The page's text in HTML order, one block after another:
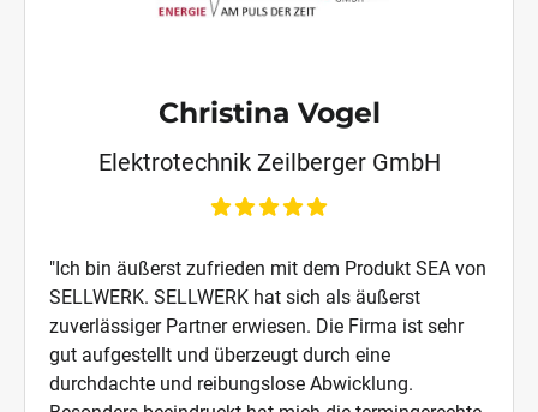
Christina Vogel
Elektrotechnik Zeilberger GmbH
"Ich bin äußerst zufrieden mit dem Produkt SEA von
SELLWERK. SELLWERK hat sich als äußerst
zuverlässiger Partner erwiesen. Die Firma ist sehr
gut aufgestellt und überzeugt durch eine
durchdachte und reibungslose Abwicklung.